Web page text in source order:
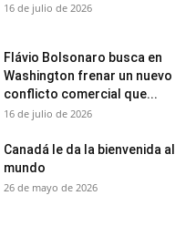
16 de julio de 2026
Flávio Bolsonaro busca en
Washington frenar un nuevo
conflicto comercial que...
16 de julio de 2026
Canadá le da la bienvenida al
mundo
26 de mayo de 2026